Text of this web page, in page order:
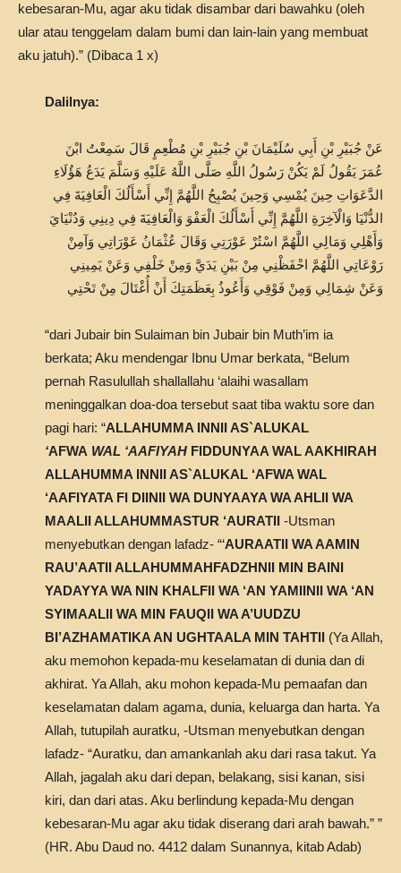
kebesaran-Mu, agar aku tidak disambar dari bawahku (oleh
ular atau tenggelam dalam bumi dan lain-lain yang membuat
aku jatuh).” (Dibaca 1 x)
Dalilnya:
عَنْ جُبَيْرِ بْنِ أَبِي سُلَيْمَانَ بْنِ جُبَيْرِ بْنِ مُطْعِمٍ قَالَ سَمِعْتُ ابْنَ
عُمَرَ يَقُولُ لَمْ يَكُنْ رَسُولُ اللَّهِ صَلَّى اللَّهُ عَلَيْهِ وَسَلَّمَ يَدَعُ هَؤُلَاءِ
الدَّعَوَاتِ حِينَ يُمْسِي وَحِينَ يُصْبِحُ اللَّهُمَّ إِنِّي أَسْأَلُكَ الْعَافِيَةَ فِي
الدُّنْيَا وَالْآخِرَةِ اللَّهُمَّ إِنِّي أَسْأَلُكَ الْعَفْوَ وَالْعَافِيَةَ فِي دِينِي وَدُنْيَايَ
وَأَهْلِي وَمَالِي اللَّهُمَّ اسْتُرْ عَوْرَتِي وَقَالَ عُثْمَانُ عَوْرَاتِي وَآمِنْ
رَوْعَاتِي اللَّهُمَّ احْفَظْنِي مِنْ بَيْنِ يَدَيَّ وَمِنْ خَلْفِي وَعَنْ يَمِينِي
وَعَنْ شِمَالِي وَمِنْ فَوْقِي وَأَعُوذُ بِعَظَمَتِكَ أَنْ أُغْتَالَ مِنْ تَحْتِي
“dari Jubair bin Sulaiman bin Jubair bin Muth’im ia
berkata; Aku mendengar Ibnu Umar berkata, “Belum
pernah Rasulullah shallallahu ‘alaihi wasallam
meninggalkan doa-doa tersebut saat tiba waktu sore dan
pagi hari: “ALLAHUMMA INNII AS`ALUKAL
‘AFWA WAL ‘AAFIYAH FIDDUNYAA WAL AAKHIRAH
ALLAHUMMA INNII AS`ALUKAL ‘AFWA WAL
‘AAFIYATA FI DIINII WA DUNYAAYA WA AHLII WA
MAALII ALLAHUMMASTUR ‘AURATII -Utsman
menyebutkan dengan lafadz- “‘AURAATII WA AAMIN
RAU’AATII ALLAHUMMAHFADZHNII MIN BAINI
YADAYYA WA NIN KHALFII WA ‘AN YAMIINII WA ‘AN
SYIMAALII WA MIN FAUQII WA A’UUDZU
BI’AZHAMATIKA AN UGHTAALA MIN TAHTII (Ya Allah,
aku memohon kepada-mu keselamatan di dunia dan di
akhirat. Ya Allah, aku mohon kepada-Mu pemaafan dan
keselamatan dalam agama, dunia, keluarga dan harta. Ya
Allah, tutupilah auratku, -Utsman menyebutkan dengan
lafadz- “Auratku, dan amankanlah aku dari rasa takut. Ya
Allah, jagalah aku dari depan, belakang, sisi kanan, sisi
kiri, dan dari atas. Aku berlindung kepada-Mu dengan
kebesaran-Mu agar aku tidak diserang dari arah bawah.” ”
(HR. Abu Daud no. 4412 dalam Sunannya, kitab Adab)